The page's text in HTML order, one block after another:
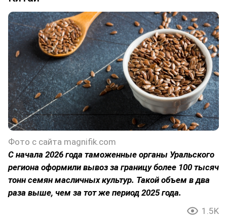
Фото с сайта magnifik.com
С начала 2026 года таможенные органы Уральского
региона оформили вывоз за границу более 100 тысяч
тонн семян масличных культур. Такой объем в два
раза выше, чем за тот же период 2025 года.
1.5K